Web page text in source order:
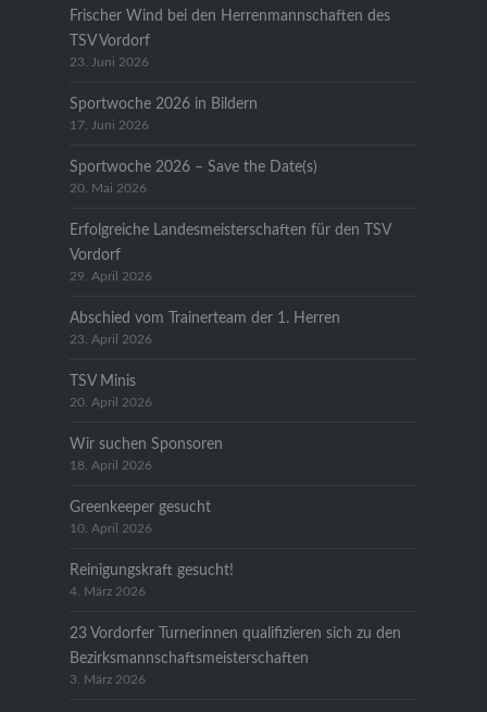
Frischer Wind bei den Herrenmannschaften des
TSV Vordorf
23. Juni 2026
Sportwoche 2026 in Bildern
17. Juni 2026
Sportwoche 2026 – Save the Date(s)
20. Mai 2026
Erfolgreiche Landesmeisterschaften für den TSV
Vordorf
29. April 2026
Abschied vom Trainerteam der 1. Herren
23. April 2026
TSV Minis
20. April 2026
Wir suchen Sponsoren
18. April 2026
Greenkeeper gesucht
10. April 2026
Reinigungskraft gesucht!
4. März 2026
23 Vordorfer Turnerinnen qualifizieren sich zu den
Bezirksmannschaftsmeisterschaften
3. März 2026